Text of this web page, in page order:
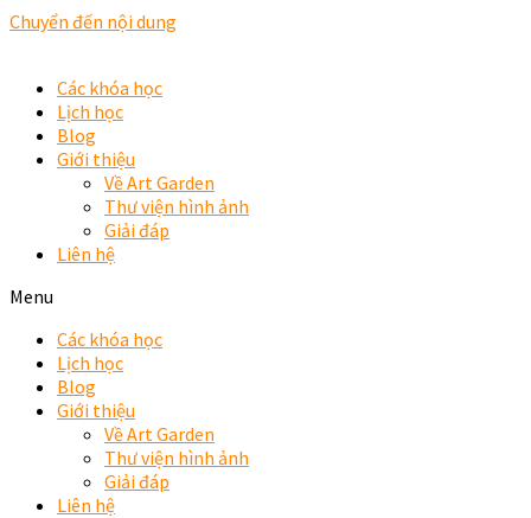
Chuyển đến nội dung
Các khóa học
Lịch học
Blog
Giới thiệu
Về Art Garden
Thư viện hình ảnh
Giải đáp
Liên hệ
Menu
Các khóa học
Lịch học
Blog
Giới thiệu
Về Art Garden
Thư viện hình ảnh
Giải đáp
Liên hệ